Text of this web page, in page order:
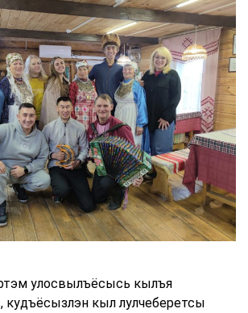
улосвылъёсысь кылъя
кудъёсызлэн кыл лулчеберетсы